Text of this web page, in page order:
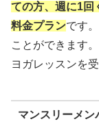
ての方、週に1回
料金プランです
ことができます
ヨガレッスンを
マンスリーメン